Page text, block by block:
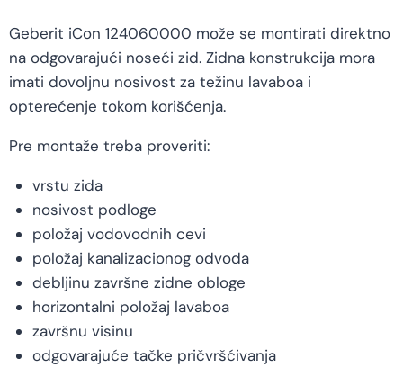
Geberit iCon 124060000 može se montirati direktno
na odgovarajući noseći zid. Zidna konstrukcija mora
imati dovoljnu nosivost za težinu lavaboa i
opterećenje tokom korišćenja.
Pre montaže treba proveriti:
vrstu zida
nosivost podloge
položaj vodovodnih cevi
položaj kanalizacionog odvoda
debljinu završne zidne obloge
horizontalni položaj lavaboa
završnu visinu
odgovarajuće tačke pričvršćivanja